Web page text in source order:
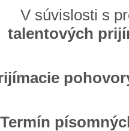
V súvislosti s
talentových
Termín